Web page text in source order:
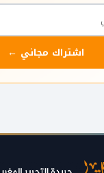
اشتراك مجاني ←